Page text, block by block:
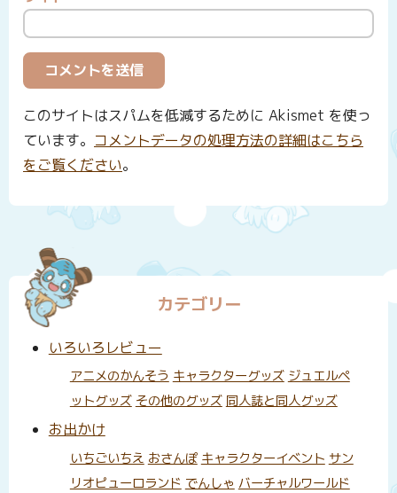
このサイトはスパムを低減するために Akismet を使っ
ています。 コメントデータの処理方法の詳細はこちら
をご覧ください。
カテゴリー
いろいろレビュー
アニメのかんそう キャラクターグッズ ジュエルペ
ットグッズ その他のグッズ 同人誌と同人グッズ
お出かけ
いちごいちえ おさんぽ キャラクターイベント サン
リオピューロランド でんしゃ バーチャルワールド